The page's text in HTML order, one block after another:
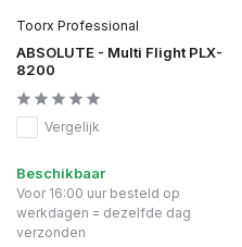
Toorx Professional
ABSOLUTE - Multi Flight PLX-
8200
Vergelijk
Beschikbaar
Voor 16:00 uur besteld op
werkdagen = dezelfde dag
verzonden